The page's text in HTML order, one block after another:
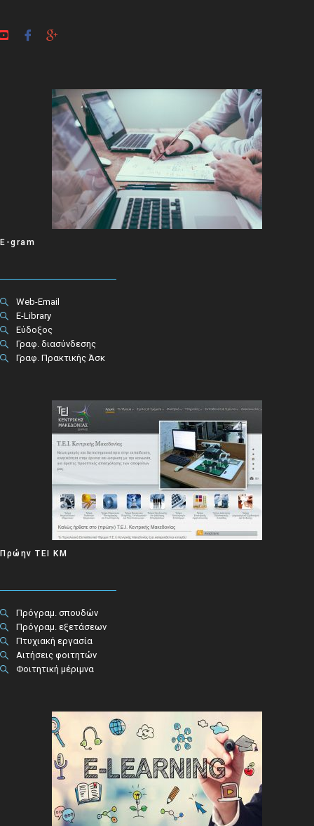
E-gram
Web-Email
E-Library
Εύδοξος
Γραφ. διασύνδεσης
Γραφ. Πρακτικής Άσκ
Πρώην ΤΕΙ ΚΜ
Πρόγραμ. σπουδών
Πρόγραμ. εξετάσεων
Πτυχιακή εργασία
Αιτήσεις φοιτητών
Φοιτητική μέριμνα